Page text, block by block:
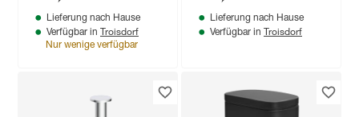
Lieferung nach Hause
Verfügbar in Troisdorf
Nur wenige verfügbar
Lieferung nach Hause
Verfügbar in Troisdorf